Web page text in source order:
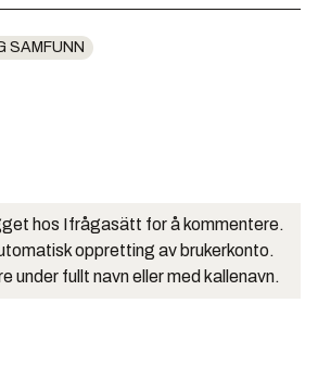
SAMFUNN
hos Ifrågasätt for å kommentere.
oppretting av brukerkonto.
under fullt navn eller med kallenavn.